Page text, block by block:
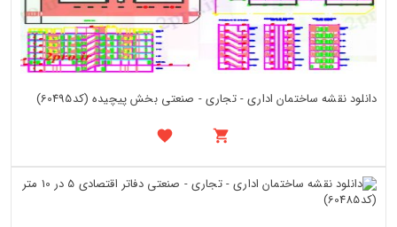
دانلود نقشه ساختمان اداری - تجاری - صنعتی بخش پیچیده (کد60495)